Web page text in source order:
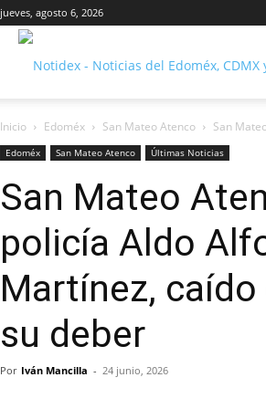
jueves, agosto 6, 2026
Inicio Edoméx San Mateo Atenco San
Edoméx San Mateo Atenco Últimas Noticias
San Mateo
policía Aldo
Martínez,
su deber
Por Iván Mancilla - 24 junio, 2026